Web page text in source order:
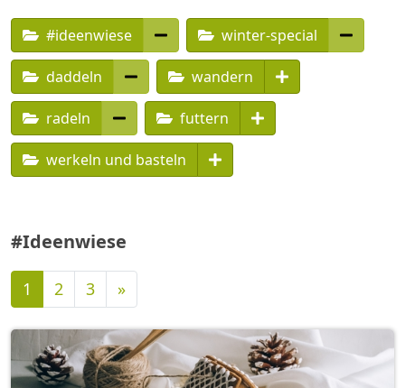
#ideenwiese winter-special
daddeln wandern
radeln futtern
werkeln und basteln
#Ideenwiese
1 2 3 »Nächste